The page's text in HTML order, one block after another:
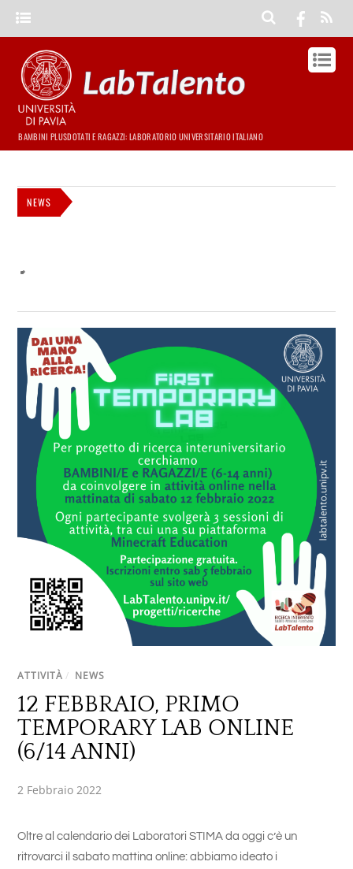
BAMBINI PLUSDOTATI E RAGAZZI: LABORATORIO UNIVERSITARIO ITALIANO
NEWS
ATTIVITÀ / NEWS
12 FEBBRAIO, PRIMO
TEMPORARY LAB ONLINE
(6/14 ANNI)
2 Febbraio 2022
Oltre al calendario dei Laboratori STIMA da oggi c’è un
ritrovarci il sabato mattina online: abbiamo ideato i